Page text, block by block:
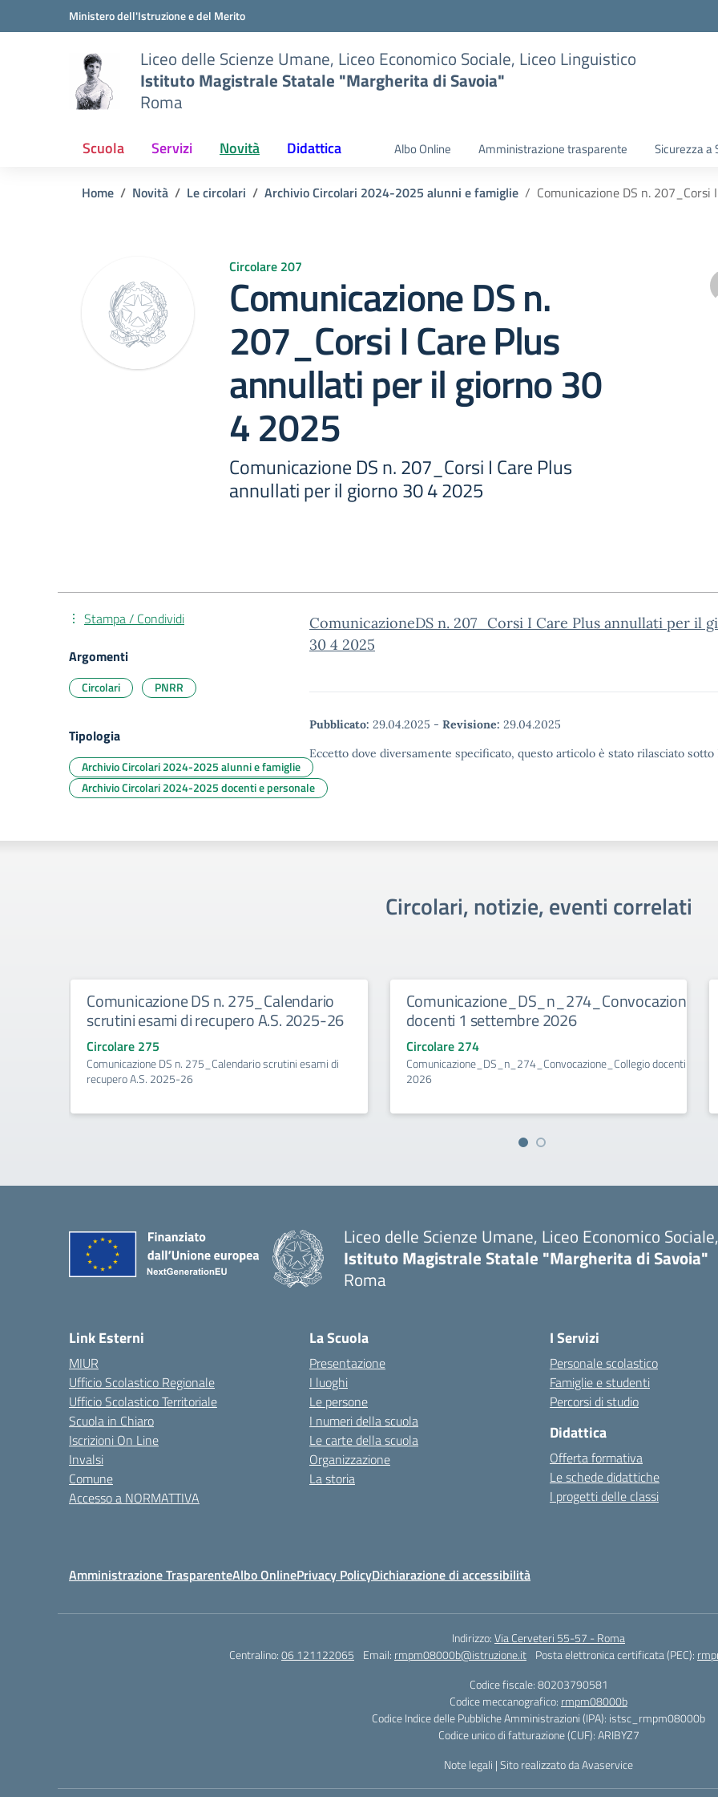
Vai ai contenuti
Vai al menu di navigazioneMinistero dell'Istruzione e del Merito
Liceo delle Scienze Umane, Liceo Economico Sociale, Liceo Linguistico
Istituto Magistrale Statale "Margherita di Savoia"
Roma
Scuola Servizi Novità Didattica Albo Online Amministrazione trasparente Sicurezza a
Home Novità Le circolari Archivio Circolari 2024-2025 alunni e famiglie Comunicazione DS n.
Circolare 207
Comunicazione DS n.
207_Corsi I Care Plus
annullati per il giorno 30
4 2025
Comunicazione DS n. 207_Corsi I Care Plus
annullati per il giorno 30 4 2025
ComunicazioneDS n. 207_Corsi I Care Plus annullati per il
30 4 2025
Pubblicato: 29.04.2025 - Revisione: 29.04.2025
Eccetto dove diversamente specificato, questo articolo è stato rilasciato
Stampa / Condividi
Argomenti
Circolari PNRR
Tipologia
Archivio Circolari 2024-2025 alunni e famiglie
Archivio Circolari 2024-2025 docenti e personale
Circolari, notizie, eventi correlati
Comunicazione DS n. 275_Calendario
scrutini esami di recupero A.S. 2025-26
Circolare 275
Comunicazione DS n. 275_Calendario scrutini esami di
recupero A.S. 2025-26
docenti 1 settembre 2026
Circolare 274
Comunicazione_DS_n_274_Convocazione_Collegio docenti 1
2026
Liceo delle Scienze Umane, Liceo Economico
Istituto Magistrale Statale "Margherita di Savoia"
Roma
Link Esterni
MIUR
Ufficio Scolastico Regionale
Ufficio Scolastico Territoriale
Scuola in Chiaro
Iscrizioni On Line
Invalsi
Comune
Accesso a NORMATTIVA
La Scuola
Presentazione
I luoghi
Le persone
I numeri della scuola
Le carte della scuola
Organizzazione
La storia
I Servizi
Personale scolastico
Famiglie e studenti
Percorsi di studio
Didattica
Offerta formativa
Le schede didattiche
I progetti delle classi
Amministrazione TrasparenteAlbo OnlinePrivacy PolicyDichiarazione di accessibilità
Indirizzo:Via Cerveteri 55-57 - Roma
Centralino:06 121122065 Email: rmpm08000b@istruzione.it Posta elettronica certificata (PEC):
Codice fiscale: 80203790581
Codice meccanografico: rmpm08000b
Codice Indice delle Pubbliche Amministrazioni (IPA): istsc_rmpm08000b
Codice unico di fatturazione (CUF): ARIBYZ7
Note legali |Sito realizzato da Avaservice